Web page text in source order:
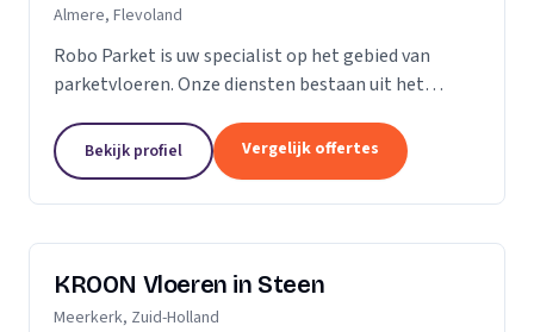
Almere, Flevoland
Robo Parket is uw specialist op het gebied van
parketvloeren. Onze diensten bestaan uit het
parketvloeren. Voor ons is elke parketvloer uniek en
verdient daarom...
Bekijk profiel Vergelijk offertes
KROON Vloeren in Steen
Meerkerk, Zuid-Holland